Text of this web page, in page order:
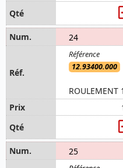
24
12.93400.000
ROULEMENT
25